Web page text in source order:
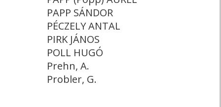
PAPP SÁNDOR
PÉCZELY ANTAL
PIRK JÁNOS
POLL HUGÓ
Prehn, A.
Probler, G.